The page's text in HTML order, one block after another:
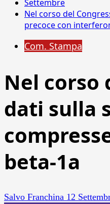
Settembre
Nel corso del
precoce con
Com. Stampa
Nel corso
dati sulla
beta-1a
Salvo Franchina 12